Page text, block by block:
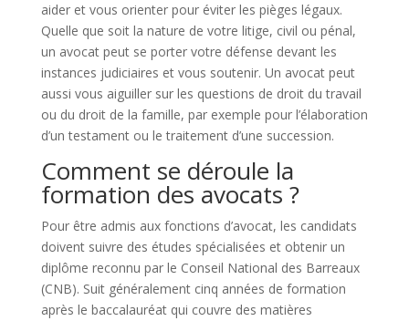
aider et vous orienter pour éviter les pièges légaux.
Quelle que soit la nature de votre litige, civil ou pénal,
un avocat peut se porter votre défense devant les
instances judiciaires et vous soutenir. Un avocat peut
aussi vous aiguiller sur les questions de droit du travail
ou du droit de la famille, par exemple pour l’élaboration
d’un testament ou le traitement d’une succession.
Comment se déroule la
formation des avocats ?
Pour être admis aux fonctions d’avocat, les candidats
doivent suivre des études spécialisées et obtenir un
diplôme reconnu par le Conseil National des Barreaux
(CNB). Suit généralement cinq années de formation
après le baccalauréat qui couvre des matières